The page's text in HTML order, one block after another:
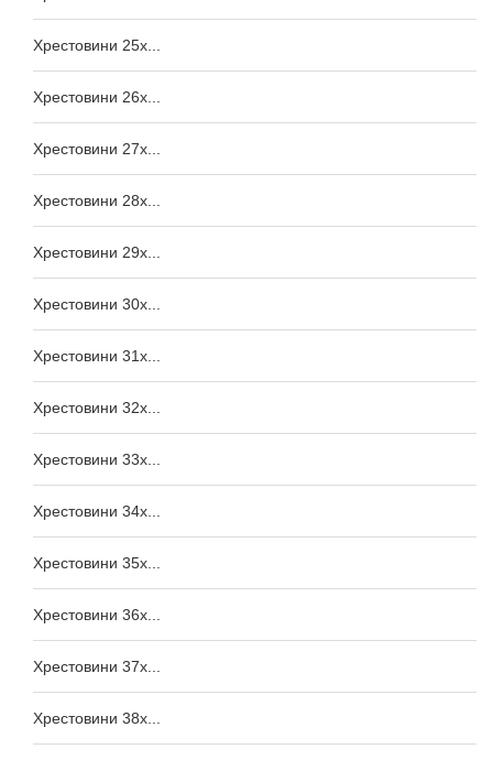
Хрестовини 25x...
Хрестовини 26x...
Хрестовини 27x...
Хрестовини 28x...
Хрестовини 29x...
Хрестовини 30x...
Хрестовини 31x...
Хрестовини 32x...
Хрестовини 33x...
Хрестовини 34x...
Хрестовини 35x...
Хрестовини 36x...
Хрестовини 37x...
Хрестовини 38x...